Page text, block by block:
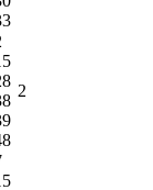
2